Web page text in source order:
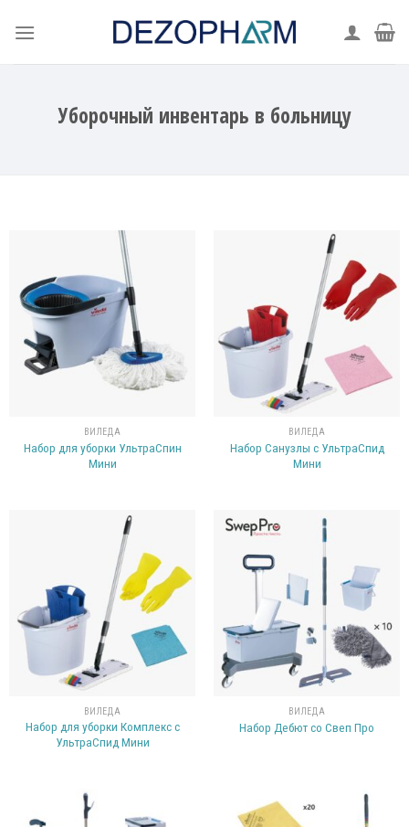
Уборочный инвентарь в больницу
ВИЛЕДА
Набор для уборки УльтраСпин
Мини
ВИЛЕДА
Набор Санузлы с УльтраСпид
Мини
ВИЛЕДА
Набор для уборки Комплекс с
УльтраСпид Мини
ВИЛЕДА
Набор Дебют со Свеп Про